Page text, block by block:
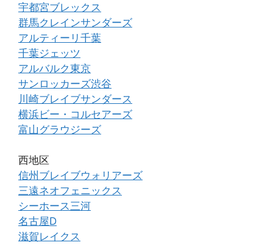
宇都宮ブレックス
群馬クレインサンダーズ
アルティーリ千葉
千葉ジェッツ
アルバルク東京
サンロッカーズ渋谷
川崎ブレイブサンダース
横浜ビー・コルセアーズ
富山グラウジーズ
西地区
信州ブレイブウォリアーズ
三遠ネオフェニックス
シーホース三河
名古屋D
滋賀レイクス